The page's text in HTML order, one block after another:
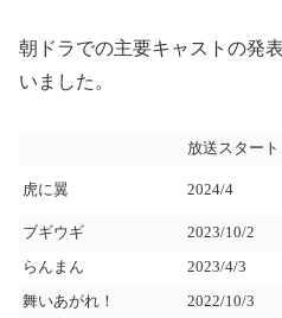
朝ドラでの主要キャストの発
いました。
放送スタート
虎に翼 2024/4
ブギウギ 2023/10/2
らんまん 2023/4/3
舞いあがれ！ 2022/10/3